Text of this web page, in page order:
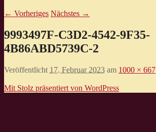
← Vorheriges Nächstes →
9993497F-C3D2-4542-9F35-
4B86ABD5739C-2
Veröffentlicht 17. Februar 2023 am 1000 × 667
Mit Stolz präsentiert von WordPress